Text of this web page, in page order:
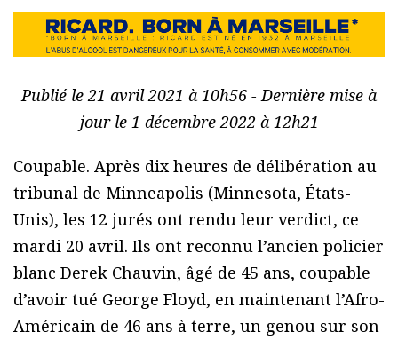
Publié le 21 avril 2021 à 10h56 - Dernière mise à
jour le 1 décembre 2022 à 12h21
Coupable. Après dix heures de délibération au
tribunal de Minneapolis (Minnesota, États-
Unis), les 12 jurés ont rendu leur verdict, ce
mardi 20 avril. Ils ont reconnu l’ancien policier
blanc Derek Chauvin, âgé de 45 ans, coupable
d’avoir tué George Floyd, en maintenant l’Afro-
Américain de 46 ans à terre, un genou sur son